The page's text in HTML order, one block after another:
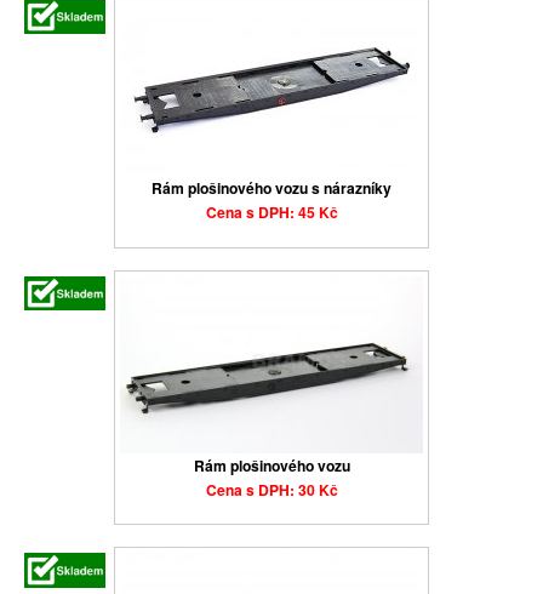
Rám plošinového vozu s nárazníky
Cena s DPH: 45 Kč
Rám plošinového vozu
Cena s DPH: 30 Kč